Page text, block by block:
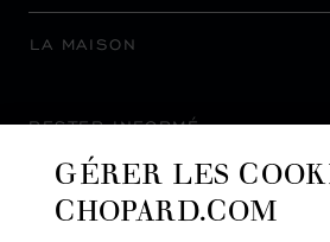
LA MAISON
RESTER INFORMÉ
GÉRER LES
CHOPARD.COM